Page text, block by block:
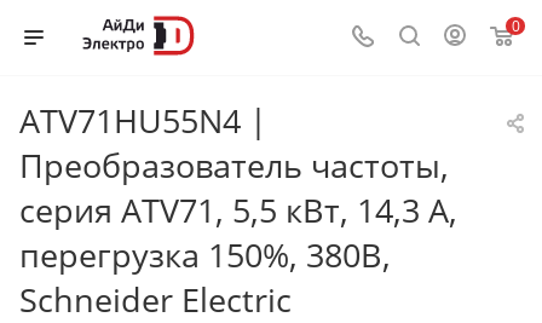
0
ATV71HU55N4 |
Преобразователь частоты,
серия ATV71, 5,5 кВт, 14,3 А,
перегрузка 150%, 380B,
Schneider Electric